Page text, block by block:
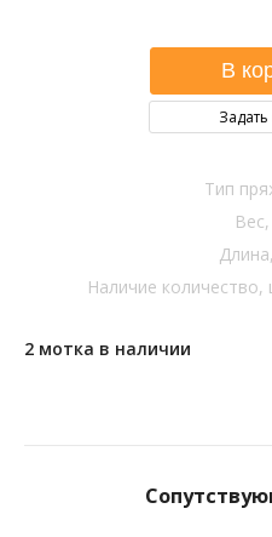
Тип
Вес,
Наличие количество,
2 мотка в наличии